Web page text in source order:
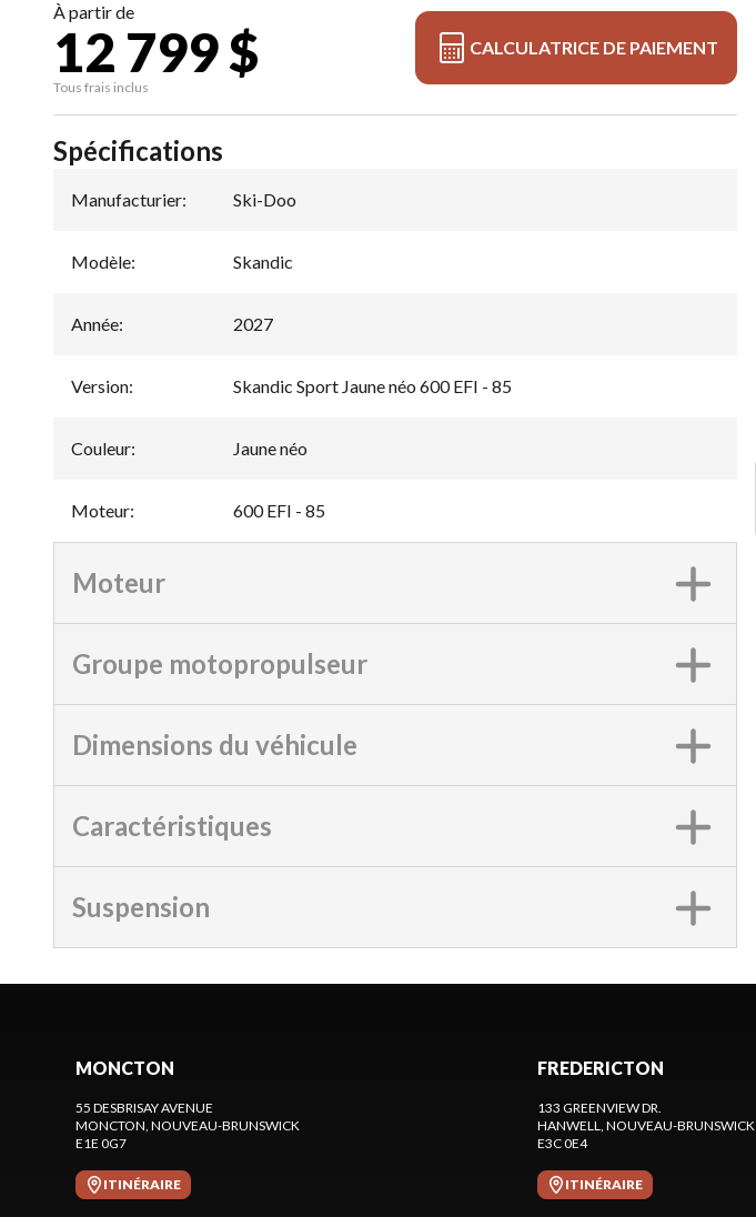
À partir de
12 799 $
Tous frais inclus
CALCULATRICE DE PAIEMENT
Spécifications
Manufacturier: Ski-Doo
Modèle: Skandic
Année: 2027
Version: Skandic Sport Jaune néo 600 EFI - 85
Couleur: Jaune néo
Moteur: 600 EFI - 85
Moteur
Groupe motopropulseur
Dimensions du véhicule
Caractéristiques
Suspension
MONCTON
55 DESBRISAY AVENUE
MONCTON, NOUVEAU-BRUNSWICK
E1E 0G7
ITINÉRAIRE
FREDERICTON
133 GREENVIEW DR.
HANWELL, NOUVEAU-BRUNSWICK
E3C 0E4
ITINÉRAIRE